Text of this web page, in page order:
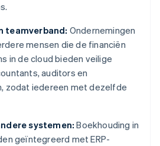
teamverband: Ondernemingen
mensen die de financiën
in de cloud bieden veilige
auditors en
zodat iedereen met dezelfde
systemen: Boekhouding in
geïntegreerd met ERP-